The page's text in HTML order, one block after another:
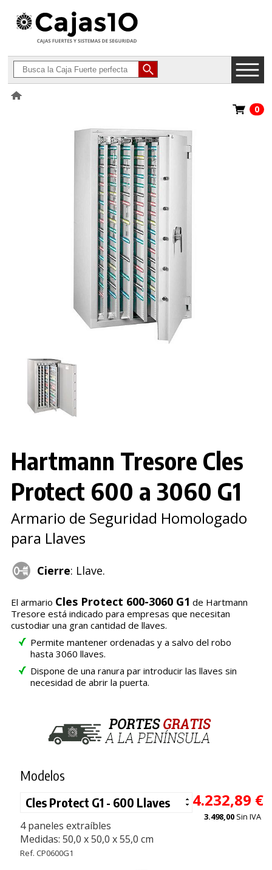
Hartmann Tresore Cles Protect 600 a 3060
0
Hartmann Tresore Cles
Protect 600 a 3060 G1
Armario de Seguridad Homologado
para Llaves
Cierre: Llave.
El armario Cles Protect 600-3060 G1 de Hartmann
Tresore está indicado para empresas que necesitan
custodiar una gran cantidad de llaves.
Permite mantener ordenadas y a salvo del robo
hasta 3060 llaves.
Dispone de una ranura par introducir las llaves sin
necesidad de abrir la puerta.
Modelos
4 paneles extraíbles
Medidas: 50,0 x 50,0 x 55,0 cm
Ref. CP0600G1
4.232,89 €
3.498,00 Sin IVA